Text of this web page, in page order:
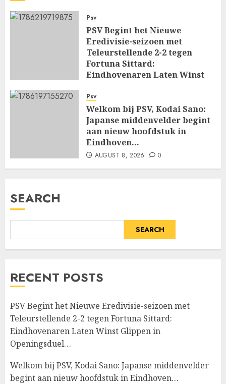
Psv
PSV Begint het Nieuwe
Eredivisie-seizoen met
Teleurstellende 2-2 tegen
Fortuna Sittard:
Eindhovenaren Laten Winst
AUGUST 8, 2026
Psv
Welkom bij PSV, Kodai Sano:
Japanse middenvelder begint
aan nieuw hoofdstuk in
Eindhoven…
AUGUST 8, 2026 0
SEARCH
SEARCH
RECENT POSTS
PSV Begint het Nieuwe Eredivisie-seizoen met
Teleurstellende 2-2 tegen Fortuna Sittard:
Eindhovenaren Laten Winst Glippen in
Openingsduel…
Welkom bij PSV, Kodai Sano: Japanse middenvelder
begint aan nieuw hoofdstuk in Eindhoven…